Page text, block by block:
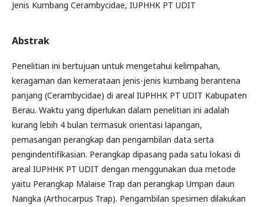
Jenis Kumbang Cerambycidae, IUPHHK PT UDIT
Abstrak
Penelitian ini bertujuan untuk mengetahui kelimpahan,
keragaman dan kemerataan jenis-jenis kumbang berantena
panjang (Cerambycidae) di areal IUPHHK PT UDIT Kabupaten
Berau. Waktu yang diperlukan dalam penelitian ini adalah
kurang lebih 4 bulan termasuk orientasi lapangan,
pemasangan perangkap dan pengambilan data serta
pengindentifikasian. Perangkap dipasang pada satu lokasi di
areal IUPHHK PT UDIT dengan menggunakan dua metode
yaitu Perangkap Malaise Trap dan perangkap Umpan daun
Nangka (Arthocarpus Trap). Pengambilan spesimen dilakukan